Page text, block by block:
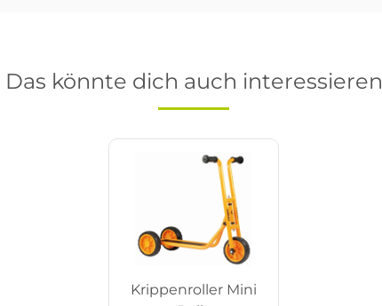
Das könnte dich auch interessieren
Krippenroller Mini